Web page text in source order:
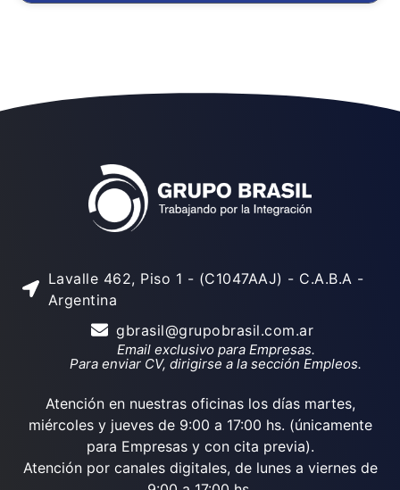
Lavalle 462, Piso 1 - (C1047AAJ) - C.A.B.A -
Argentina
gbrasil@grupobrasil.com.ar
Email exclusivo para Empresas.
Para enviar CV, dirigirse a la sección Empleos.
Atención en nuestras oficinas los días martes,
miércoles y jueves de 9:00 a 17:00 hs. (únicamente
para Empresas y con cita previa).
Atención por canales digitales, de lunes a viernes de